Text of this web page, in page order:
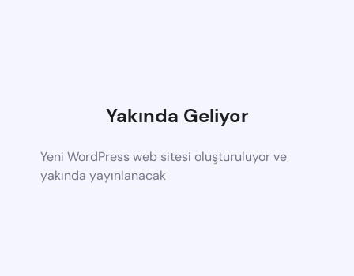
Yakında Geliyor
Yeni WordPress web sitesi oluşturuluyor ve
yakında yayınlanacak